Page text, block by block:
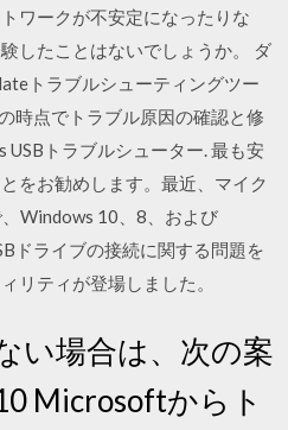
ワークが不安定になったりな
したことはないでしょうか。 ダ
トラブルシューティングツー
時点でトラブル原因の確認と修
トラブルシューター. 最も安
をお勧めします。最近、マイク
Windows 10、8、および
ドライブの接続に関する問題を
リティが登場しました。
い場合は、次の案
Microsoftからト